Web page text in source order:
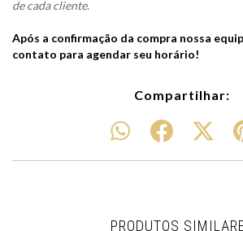
de cada cliente.
Após a confirmação da compra nossa
contato para agendar seu horário!
Compartilhar:
PRODUTOS